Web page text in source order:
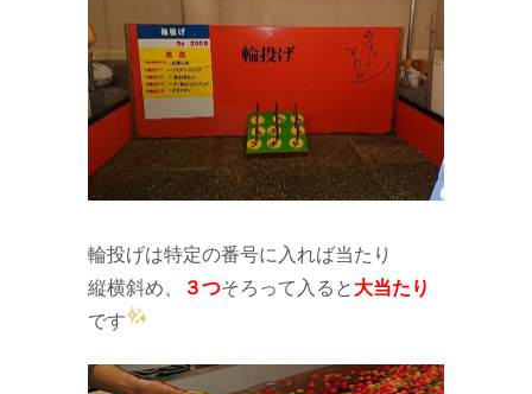
輪投げは特定の番号に入れば当たり
縦横斜め、
３つそろって入ると 大当たり
です